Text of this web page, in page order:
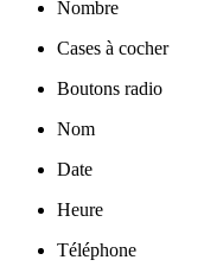
Nombre
Cases à cocher
Boutons radio
Nom
Date
Heure
Téléphone